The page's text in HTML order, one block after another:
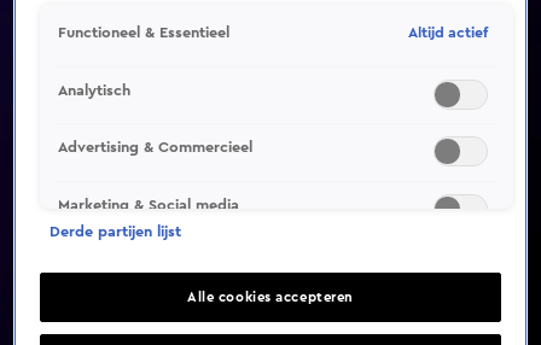
Video helaas niet gevonden
Functioneel & Essentieel Altijd actief
Analytisch
Advertising & Commercieel
Marketing & Social media
Derde partijen lijst
Alle cookies accepteren